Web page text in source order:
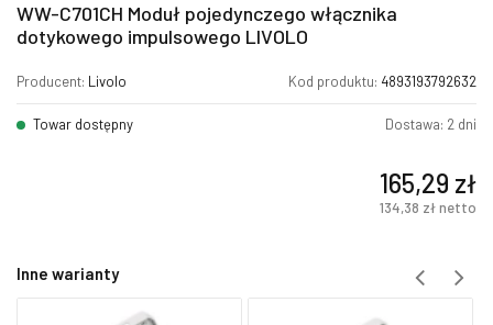
WW-C701CH Moduł pojedynczego włącznika
dotykowego impulsowego LIVOLO
Producent: Livolo Kod produktu: 4893193792632
Towar dostępny Dostawa: 2 dni
165,29 zł
134,38 złnetto
Inne warianty